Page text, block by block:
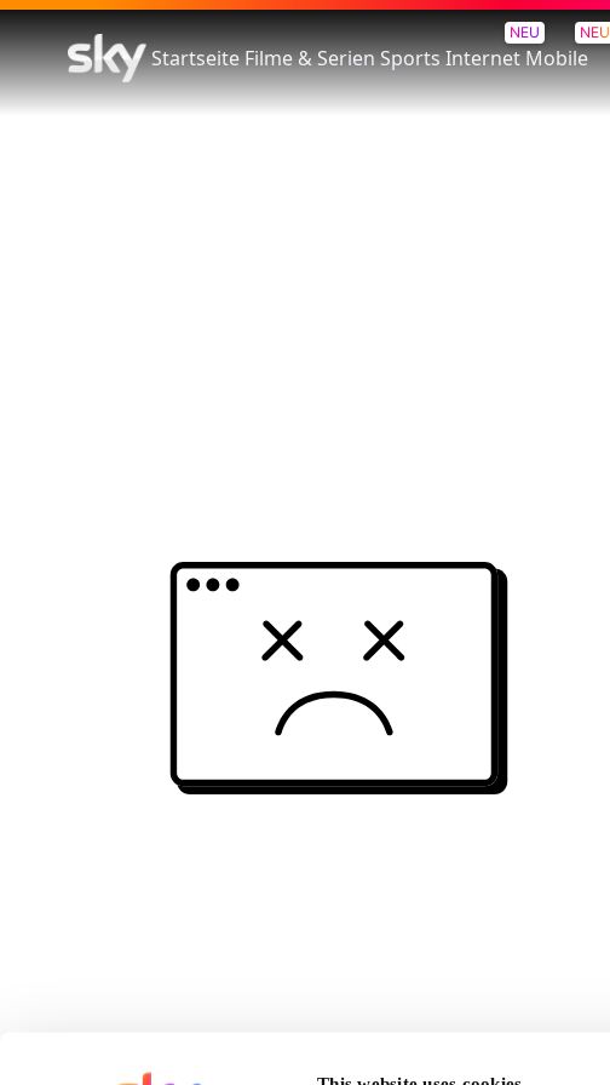
StartseiteFilme & SerienSports
NEU
Internet
NEU
Mobile